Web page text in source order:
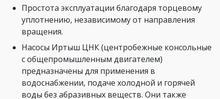
Простота эксплуатации благодаря торцевому
уплотнению, независимому от направления
вращения.
Насосы Иртыш ЦНК (центробежные консольные
с общепромышленным двигателем)
предназначены для применения в
водоснабжении, подаче холодной и горячей
воды без абразивных веществ. Они также